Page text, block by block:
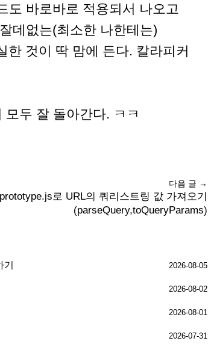
도 바로바로 적용되서 나오고
데없는(최소한 나한테는)
한 것이 딱 맘에 든다. 칼라피커
모두 잘 돌아간다. ㅋㅋ
다음 글 →
prototype.js로 URL의 쿼리스트링 값 가져오기
(parseQuery,toQueryParams)
2026-08-05
2026-08-02
2026-08-01
2026-07-31